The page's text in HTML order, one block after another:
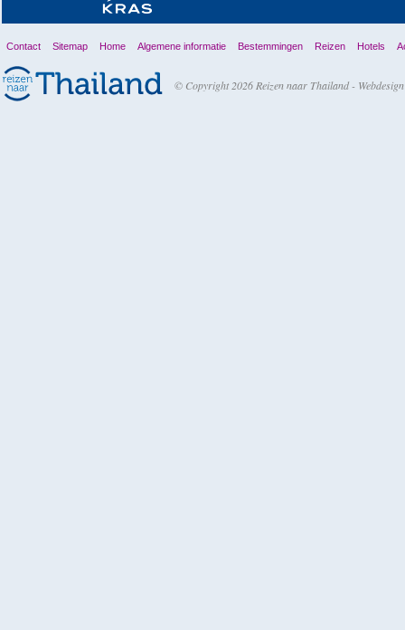
Contact Sitemap Home Algemene informatie Bestemmingen Reizen Hotels
© Copyright 2026 Reizen naar Thailand - Webdesign